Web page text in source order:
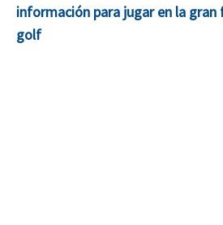
información para jugar en la
golf